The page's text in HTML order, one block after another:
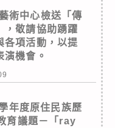
術中心檢送「傳
，敬請協助踴躍
各項活動，以提
機會。
年度原住民族歷
育議題－「ray